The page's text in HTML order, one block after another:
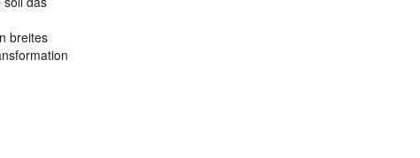
breites